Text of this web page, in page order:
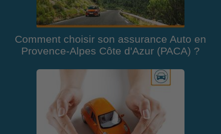
Comment choisir son assurance Auto en
Provence-Alpes Côte d'Azur (PACA) ?